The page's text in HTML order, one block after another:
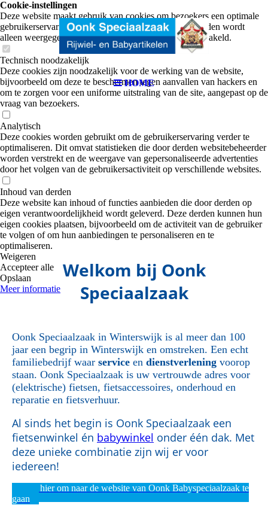
HOME
erswi
jk
Welkom bij Oonk
Speciaalzaak
Oonk Speciaalzaak in Winterswijk is al meer dan 100
jaar een begrip in Winterswijk en omstreken. Een echt
familiebedrijf waar service en dienstverlening voorop
staan. Oonk Speciaalzaak is uw vertrouwde adres voor
(elektrische) fietsen, fietsaccessoires, onderhoud en
reparatie en fietsverhuur.
Al sinds het begin is Oonk Speciaalzaak een
fietsenwinkel én babywinkel onder één dak. Met
deze unieke combinatie zijn wij er voor
iedereen!
Klik hier om naar de website van Oonk Babyspeciaalzaak te
gaan
Cookie-instellingen
Deze website maakt gebruik van cookies om bezoekers een optimale
gebruikerservaring te bieden. Bepaalde inhoud van derden wordt
alleen weergegeven als "Inhoud van derden" is ingeschakeld.
Technisch noodzakelijk
Deze cookies zijn noodzakelijk voor de werking van de website,
bijvoorbeeld om deze te beschermen tegen aanvallen van hackers en
om te zorgen voor een uniforme uitstraling van de site, aangepast op de
vraag van bezoekers.
Analytisch
Deze cookies worden gebruikt om de gebruikerservaring verder te
optimaliseren. Dit omvat statistieken die door derden websitebeheerder
worden verstrekt en de weergave van gepersonaliseerde advertenties
door het volgen van de gebruikersactiviteit op verschillende websites.
Inhoud van derden
Deze website kan inhoud of functies aanbieden die door derden op
eigen verantwoordelijkheid wordt geleverd. Deze derden kunnen hun
eigen cookies plaatsen, bijvoorbeeld om de activiteit van de gebruiker
te volgen of om hun aanbiedingen te personaliseren en te
optimaliseren.
Weigeren
Accepteer alle
Opslaan
Meer informatie